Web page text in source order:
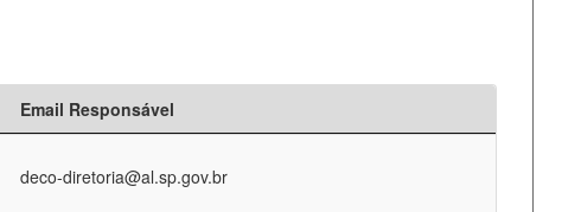
Email Responsável
deco-diretoria@al.sp.gov.br